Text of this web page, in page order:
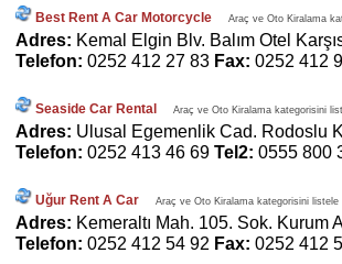
Best Rent A Car Motorcycle Araç ve Oto Kiralama
Adres: Kemal Elgin Blv. Balım Otel
Telefon: 0252 412 27 83 Fax: 0252 412
Seaside Car Rental Araç ve Oto Kiralama kategorisini
Adres: Ulusal Egemenlik Cad. Rodoslu
Telefon: 0252 413 46 69 Tel2: 0555 800
Uğur Rent A Car Araç ve Oto Kiralama kategorisini listele
Adres: Kemeraltı Mah. 105. Sok. Kurum
Telefon: 0252 412 54 92 Fax: 0252 412